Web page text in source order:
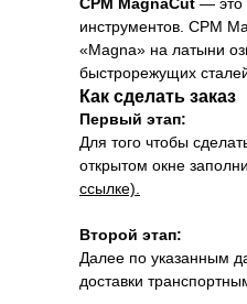
инструментов. CPM
«Magna» на латыни
быстрорежущих
Как сделать заказ
Первый этап:
Для того чтобы
открытом окне
ссылке).
Второй этап:
Далее по указанным
доставки